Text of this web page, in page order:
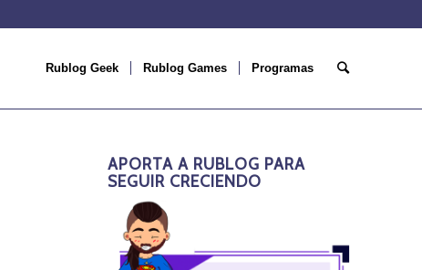
Rublog Geek Rublog Games Programas
APORTA A RUBLOG PARA
SEGUIR CRECIENDO